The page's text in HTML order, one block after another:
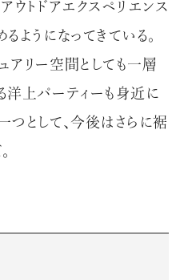
ウトドアエクスペリエンス
ようになってきている。
アリー空間としても一層
洋上パーティーも身近に
つとして、今後はさらに裾